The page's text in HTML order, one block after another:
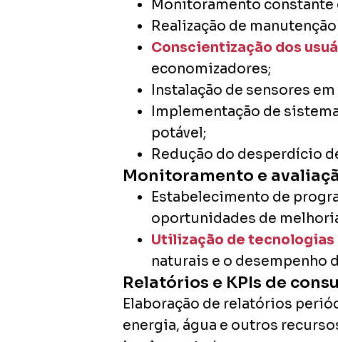
Monitoramento constante
Realização de
Conscientização dos
economizadores;
Instalação de sensores
Implementação de
potável;
Redução do desperdício
Monitoramento e
Estabelecimento de
oportunidades de
Utilização de tecnologias
naturais e o desempenho
Relatórios e KPIs de
Elaboração de relatórios
energia, água e outros